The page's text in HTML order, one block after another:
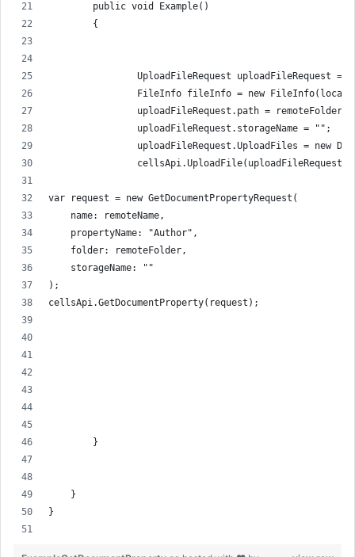
        public void Example()
        {
UploadFileRequest uploadFileRequest =
FileInfo fileInfo = new
uploadFileRequest.path = remoteFolder
                uploadFileRequest.storageName = "";
uploadFileRequest.UploadFiles = new
                cellsApi.UploadFile(uploadFileRequest);
var request = new GetDocumentPropertyRequest(
    name: remoteName,
    propertyName: "Author",
    folder: remoteFolder,
    storageName: ""
);
cellsApi.GetDocumentProperty(request);
        }
    }
}